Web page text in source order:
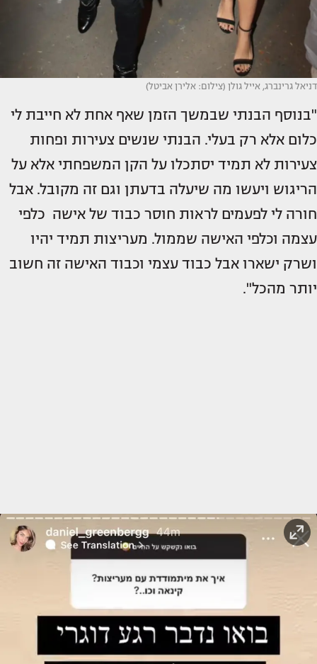
דניאל גרינברג, אייל גולן (צילום: אלירן אביטל)
"בנוסף הבנתי שבמשך הזמן שאף אחת לא חייבת לי
כלום אלא רק בעלי. הבנתי שנשים צעירות ופחות
צעירות לא תמיד יסתכלו על הקן המשפחתי אלא על
הריגוש ויעשו מה שיעלה בדעתן וגם זה מקובל. אבל
חורה לי לפעמים לראות חוסר כבוד של אישה כלפי
עצמה וכלפי האישה שממול. מעריצות תמיד יהיו
ושרק ישארו אבל כבוד עצמי וכבוד האישה זה חשוב
יותר מהכל".